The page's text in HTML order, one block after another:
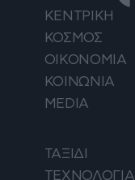
ΚΕΝΤΡΙΚΗ
ΚΟΣΜΟΣ
ΟΙΚΟΝΟΜΙΑ
ΚΟΙΝΩΝΙΑ
MEDIA
ΤΑΞΙΔΙ
ΤΕΧΝΟΛΟΓΙΑ